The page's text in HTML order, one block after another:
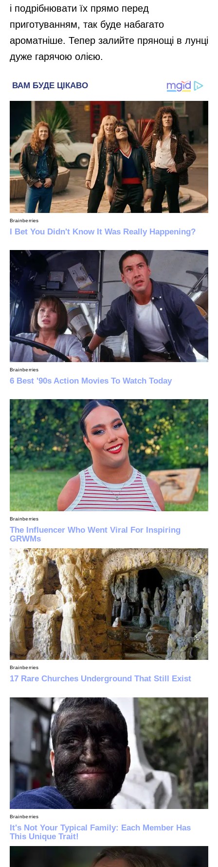
і подрібнювати їх прямо перед
приготуванням, так буде набагато
ароматніше. Тепер залийте прянощі в лунці
дуже гарячою олією.